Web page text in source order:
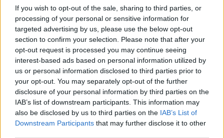
If you wish to opt-out of the sale, sharing to third parties, or
processing of your personal or sensitive information for
targeted advertising by us, please use the below opt-out
section to confirm your selection. Please note that after your
opt-out request is processed you may continue seeing
interest-based ads based on personal information utilized by
us or personal information disclosed to third parties prior to
your opt-out. You may separately opt-out of the further
disclosure of your personal information by third parties on the
IAB’s list of downstream participants. This information may
also be disclosed by us to third parties on the IAB’s List of
Downstream Participants that may further disclose it to other
Dėl galimos Palangos
konservatorių korupcijos
LSDP kreipiasi į Seimo
Antikorupcijos komisiją(1)
Naujai
Savickas
ELTA primena, kad praėjusią savaitę LRT